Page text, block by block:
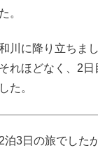
。
川に降り立ちまし
れほどなく、2
た。
泊3日の旅でした